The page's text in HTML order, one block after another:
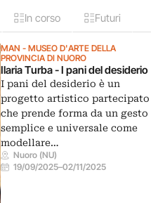
In corso Futuri
MAN - MUSEO D'ARTE DELLA
PROVINCIA DI NUORO
Ilaria Turba - I pani del desiderio
I pani del desiderio è un
progetto artistico partecipato
che prende forma da un gesto
semplice e universale come
modellare…
Nuoro (NU)
19/09/2025–02/11/2025